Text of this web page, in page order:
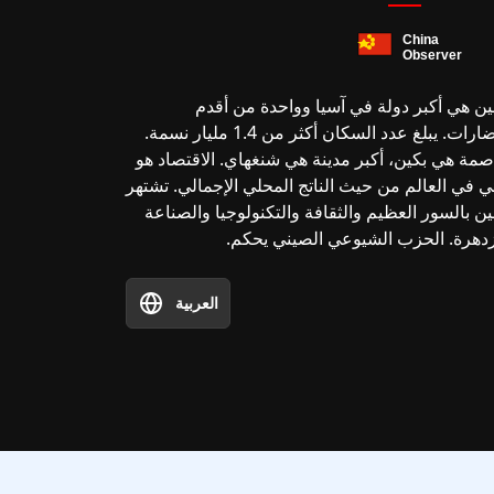
هي أكبر دولة في آسيا وواحدة من أقدم
الحضارات. يبلغ عدد السكان أكثر من 1.4 مليار نسمة.
هي بكين، أكبر مدينة هي شنغهاي. الاقتصاد هو
في العالم من حيث الناتج المحلي الإجمالي. تشتهر
بالسور العظيم والثقافة والتكنولوجيا والصناعة
الحزب الشيوعي الصيني يحكم.
العربية